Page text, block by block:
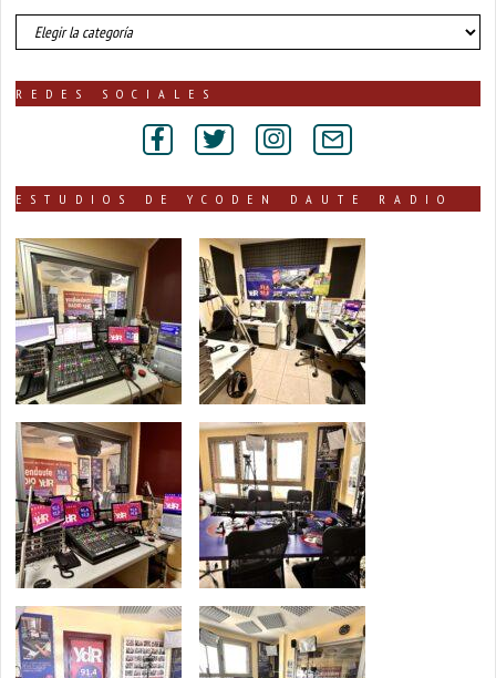
número
de
publicadas
REDES SOCIALES
ESTUDIOS DE YCODEN DAUTE RADIO